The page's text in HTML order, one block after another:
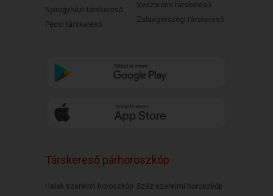
Nyíregyházi társkereső
Pécsi társkereső
Veszprémi társkereső
Zalaegerszegi társkereső
Társkereső párhoroszkóp
Halak szerelmi horoszkóp Szűz szerelmi horoszkóp